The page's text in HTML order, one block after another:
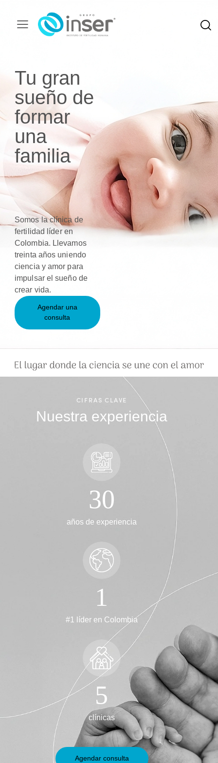
Tu gran
sueño de
formar
una
familia
Somos la clínica de
fertilidad líder en
Colombia. Llevamos
treinta años uniendo
ciencia y amor para
impulsar el sueño de
crear vida.
Agendar una
consulta
CIFRAS CLAVE
Nuestra experiencia
30
años de experiencia
1
#1 líder en Colombia
5
clínicas
Agendar consulta